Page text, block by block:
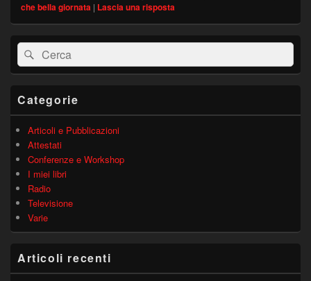
che bella giornata | Lascia una risposta
Area
widget
barra
Cerca:Cerca
Categorie
Articoli e Pubblicazioni
Attestati
Conferenze e Workshop
I miei libri
Radio
Televisione
Varie
Articoli recenti